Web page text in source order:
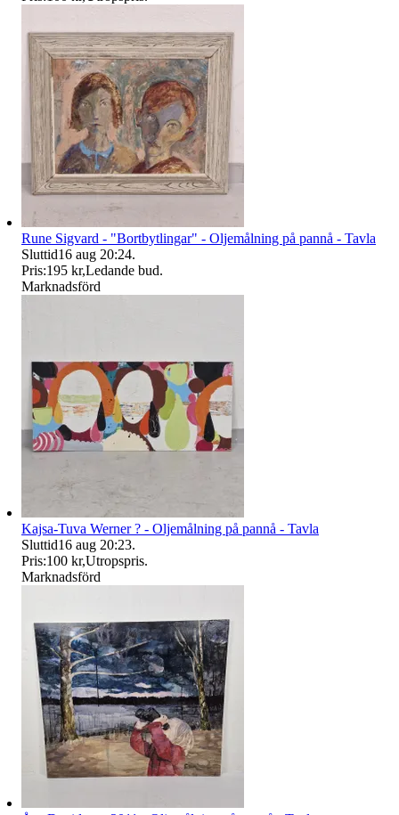
Rune Sigvard - "Bortbytlingar" - Oljemålning på pannå - Tavla
Sluttid16 aug 20:24.
Pris:195 kr,Ledande bud.
Marknadsförd
Kajsa-Tuva Werner ? - Oljemålning på pannå - Tavla
Sluttid16 aug 20:23.
Pris:100 kr,Utropspris.
Marknadsförd